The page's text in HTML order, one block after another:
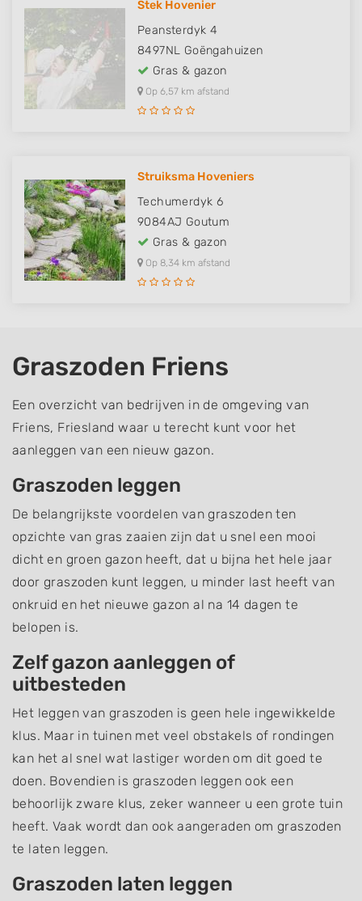
Stek Hovenier
Peansterdyk 4
8497NL Goëngahuizen
Gras & gazon
Op 6,57 km afstand
Struiksma Hoveniers
Techumerdyk 6
9084AJ Goutum
Gras & gazon
Op 8,34 km afstand
Graszoden Friens
Een overzicht van bedrijven in de omgeving van
Friens, Friesland waar u terecht kunt voor het
aanleggen van een nieuw gazon.
Graszoden leggen
De belangrijkste voordelen van graszoden ten
opzichte van gras zaaien zijn dat u snel een mooi
dicht en groen gazon heeft, dat u bijna het hele jaar
door graszoden kunt leggen, u minder last heeft van
onkruid en het nieuwe gazon al na 14 dagen te
belopen is.
Zelf gazon aanleggen of
uitbesteden
Het leggen van graszoden is geen hele ingewikkelde
klus. Maar in tuinen met veel obstakels of rondingen
kan het al snel wat lastiger worden om dit goed te
doen. Bovendien is graszoden leggen ook een
behoorlijk zware klus, zeker wanneer u een grote tuin
heeft. Vaak wordt dan ook aangeraden om graszoden
te laten leggen.
Graszoden laten leggen